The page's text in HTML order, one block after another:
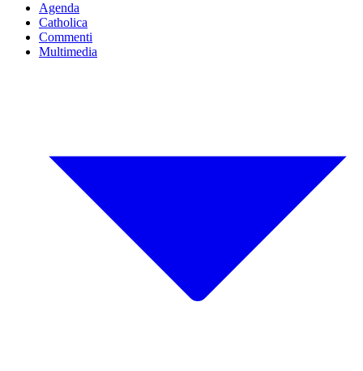
Agenda
Catholica
Commenti
Multimedia